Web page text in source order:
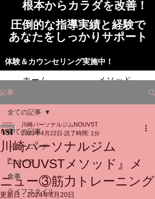
​根本からカラダを改善！​​
​​圧倒的な指導実績と経験で
​あなたをしっかりサポート
​​​体験＆カウンセリング実施中！
ホーム メソッド
トレーニングの流れ 施設
スタッフ よくある質問 料金
お問い合わせ
記事
全ての記事
トレーニング
ニュース
食事
ライフスタイル
全ての記事
川崎パーソナルジム
『NOUVSTメソッド』メ
ニュー③筋力トレーニング
川崎パーソナルジムNOUVST
2023年4月22日 読了時間: 1分
更新日： 2024年6月20日